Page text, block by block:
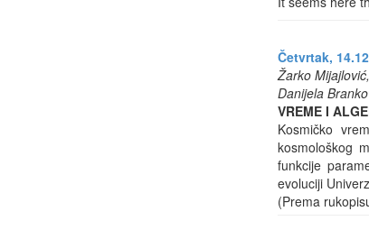
Četvrtak,
Žarko
Danijela
VREME I
Kosmičko
kosmološkog
funkcije
evoluciji
(Prema